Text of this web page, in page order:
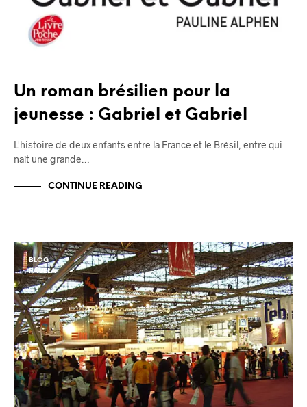
Un roman brésilien pour la
jeunesse : Gabriel et Gabriel
L'histoire de deux enfants entre la France et le Brésil, entre qui
naît une grande…
CONTINUE READING
BLOG
FAVELA